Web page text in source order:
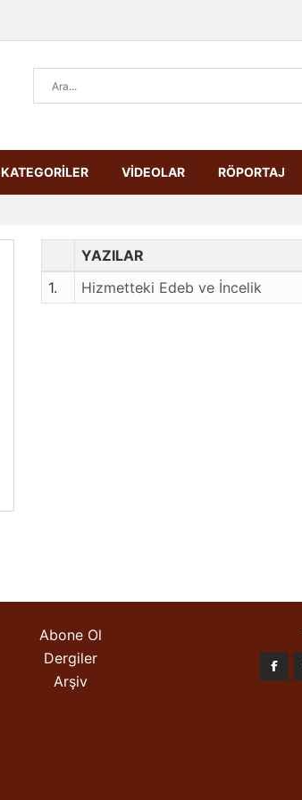
KATEGORİLER VİDEOLAR RÖPORTAJ
YAZILAR
1.
Hizmetteki Edeb ve İncelik
Abone Ol
Dergiler
Arşiv